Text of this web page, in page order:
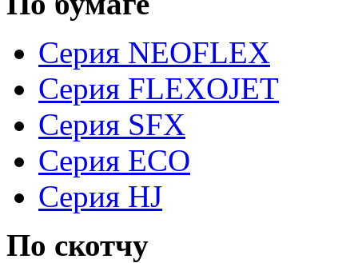
Серия NEOFLEX
Серия FLEXOJET
Серия SFX
Серия ECO
Серия HJ
По скотчу